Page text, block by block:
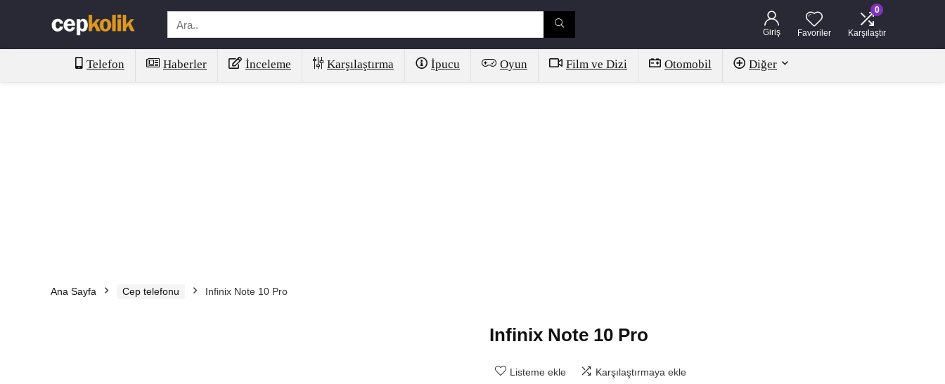
Giriş Favoriler
0
Karşılaştır
Telefon Haberler İnceleme Karşılaştırma İpucu Oyun Film ve Dizi Otomobil Diğer
Ana Sayfa Cep telefonu Infinix Note 10 Pro
Infinix Note 10 Pro
Listeme ekle Karşılaştırmaya ekle